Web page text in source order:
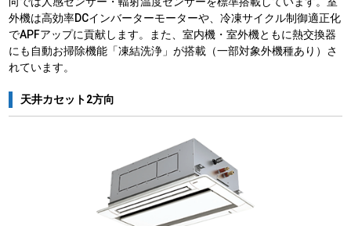
外機は高効率DCインバーターモーターや、冷凍サイクル制御適正化
でAPFアップに貢献します。また、室内機・室外機ともに熱交換器
にも自動お掃除機能「凍結洗浄」が搭載（一部対象外機種あり）さ
れています。
天井カセット2方向